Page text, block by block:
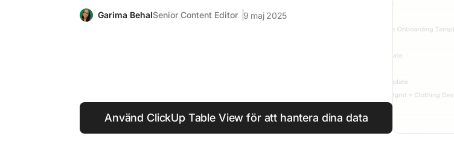
Garima BehalSenior Content Editor 9 maj 2025
Använd ClickUp Table View för att hantera dina data